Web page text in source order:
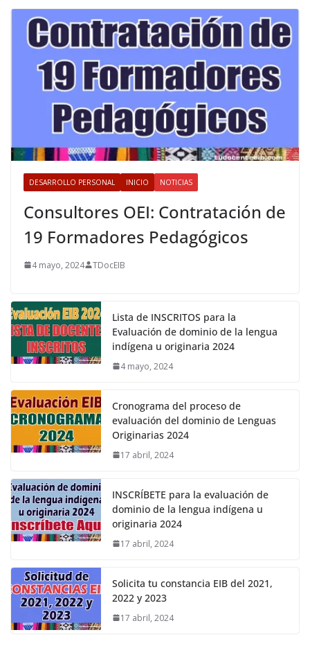
DESARROLLO PERSONAL INICIO NOTICIAS
Consultores OEI: Contratación de
19 Formadores Pedagógicos
4 mayo, 2024 TDocEIB
Lista de INSCRITOS para la
Evaluación de dominio de la lengua
indígena u originaria 2024
4 mayo, 2024
Cronograma del proceso de
evaluación del dominio de Lenguas
Originarias 2024
17 abril, 2024
INSCRÍBETE para la evaluación de
dominio de la lengua indígena u
originaria 2024
17 abril, 2024
Solicita tu constancia EIB del 2021,
2022 y 2023
17 abril, 2024